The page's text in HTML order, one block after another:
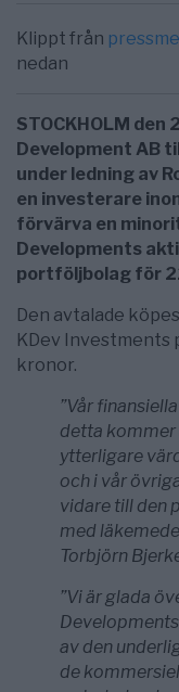
Klippt från
nedan
STOCKHOLM den
Development AB
under ledning av
en investerare
förvärva en
Developments
portföljbolag för
Den avtalade
KDev Investments
kronor.
”Vår
detta
ytterligare
och i vår
vidare till den
med
Torbjörn
”Vi är glada
av den
de